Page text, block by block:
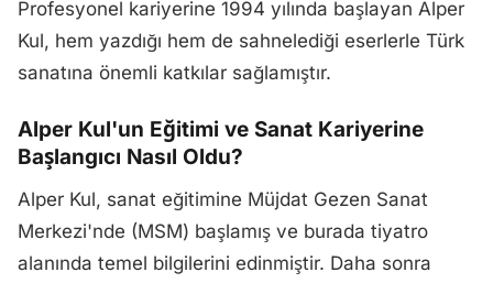
Profesyonel kariyerine 1994 yılında başlayan Alper
Kul, hem yazdığı hem de sahnelediği eserlerle Türk
sanatına önemli katkılar sağlamıştır.
Alper Kul'un Eğitimi ve Sanat Kariyerine
Başlangıcı Nasıl Oldu?
Alper Kul, sanat eğitimine Müjdat Gezen Sanat
Merkezi'nde (MSM) başlamış ve burada tiyatro
alanında temel bilgilerini edinmiştir. Daha sonra